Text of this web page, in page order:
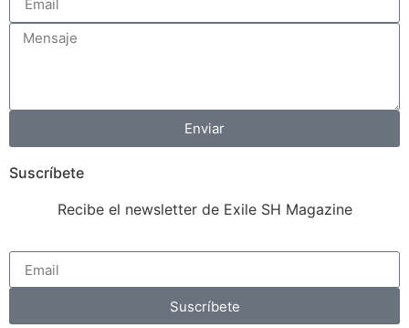
Enviar
Suscríbete
Recibe el newsletter de Exile SH Magazine
Suscríbete